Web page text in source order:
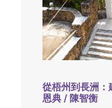
從梧州到長洲
恩典 / 陳智衡